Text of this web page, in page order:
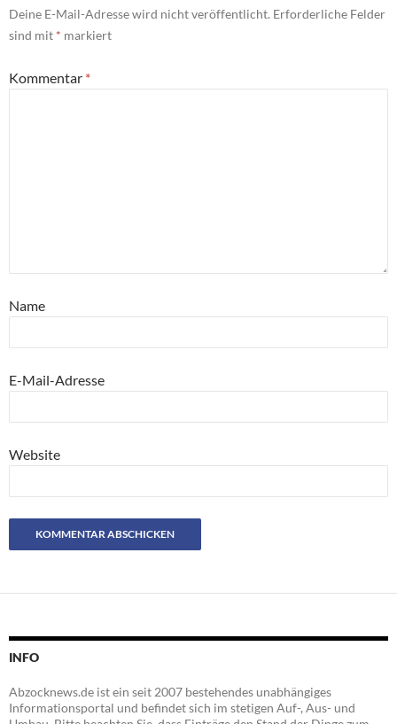
Deine E-Mail-Adresse wird nicht veröffentlicht. Erforderliche Felder
sind mit * markiert
Kommentar *
Name
E-Mail-Adresse
Website
INFO
Abzocknews.de ist ein seit 2007 bestehendes unabhängiges
Informationsportal und befindet sich im stetigen Auf-, Aus- und